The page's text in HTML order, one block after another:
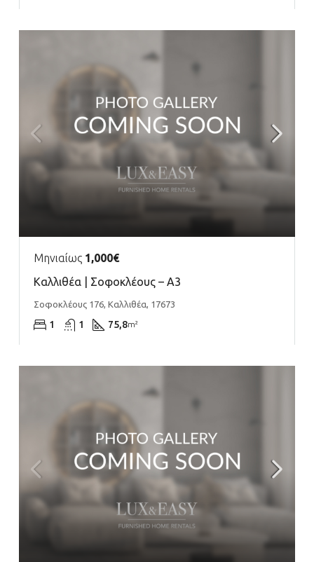
Μηνιαίως 1,000€
Καλλιθέα | Σοφοκλέους – Α3
Σοφοκλέους 176, Καλλιθέα, 17673
1 1 75,8m²